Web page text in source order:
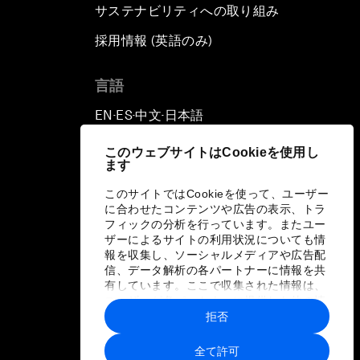
このウェブサイトはCookieを使用し
ます
このサイトではCookieを使って、ユーザー
に合わせたコンテンツや広告の表示、トラ
フィックの分析を行っています。またユー
ザーによるサイトの利用状況についても情
報を収集し、ソーシャルメディアや広告配
信、データ解析の各パートナーに情報を共
有しています。ここで収集された情報は、
ユーザーが各パートナーに提供した他の情
報や各パートナーのサービスを使用した際
に収集された情報と組み合わされ、各パー
トナーによって使用されることがありま
全て許可
拒否
サステナビリティへの取り組み
採用情報 (英語のみ)
言語
EN ▪ ES▪中文▪ 日本語